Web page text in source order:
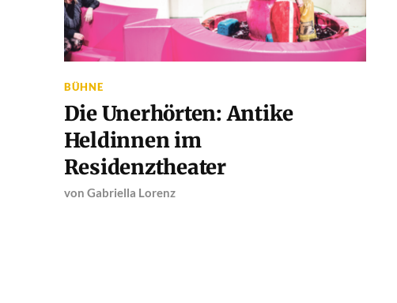
BÜHNE
Die Unerhörten: Antike
Heldinnen im
Residenztheater
von Gabriella Lorenz